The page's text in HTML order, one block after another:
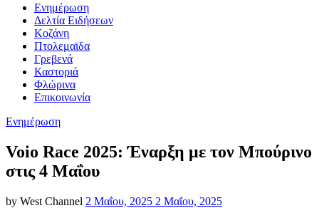
Ενημέρωση
Δελτία Ειδήσεων
Κοζάνη
Πτολεμαϊδα
Γρεβενά
Καστοριά
Φλώρινα
Επικοινωνία
Categories
Ενημέρωση
Voio Race 2025: Έναρξη με τον Μπούρινο
στις 4 Μαΐου
by West Channel Posted
2 Μαΐου, 2025 2 Μαΐου, 2025